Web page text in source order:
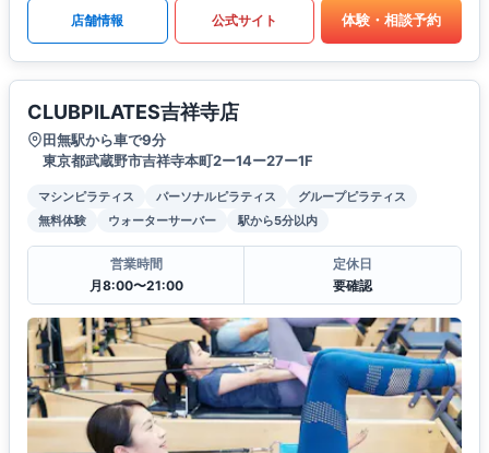
店舗情報 公式サイト 体験・相談予約
CLUBPILATES吉祥寺店
田無駅から車で9分
東京都武蔵野市吉祥寺本町2ー14ー27ー1F
マシンピラティス パーソナルピラティス
グループピラティス
無料体験
ウォーターサーバー 駅から5分以内
営業時間
月8:00〜21:00
定休日
要確認